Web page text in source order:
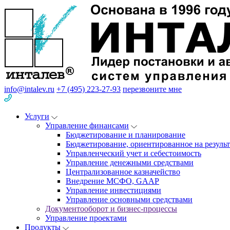
info@intalev.ru +7 (495) 223-27-93 перезвоните мне
Услуги
Управление финансами
Бюджетирование и планирование
Бюджетирование, ориентированное на
Управленческий учет и себестоимость
Управление денежными средствами
Централизованное казначейство
Внедрение МСФО, GAAP
Управление инвестициями
Управление основными средствами
Документооборот и бизнес-процессы
Управление проектами
Продукты